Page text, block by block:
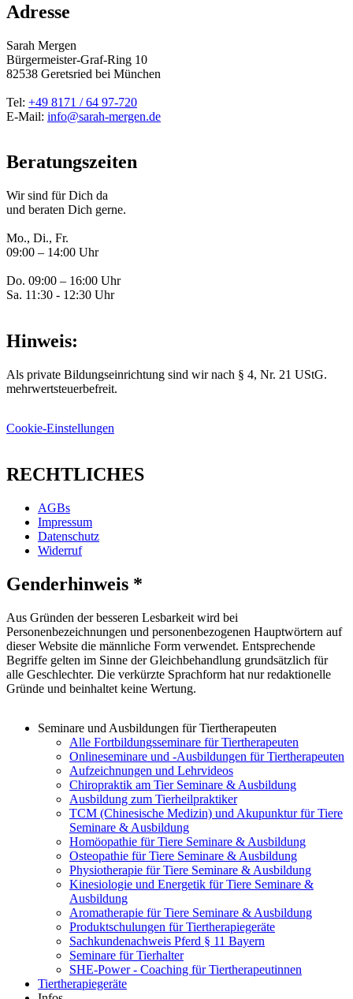
Adresse
Sarah Mergen
Bürgermeister-Graf-Ring 10
82538 Geretsried bei München
Tel: +49 8171 / 64 97-720
E-Mail: info@sarah-mergen.de
Beratungszeiten
Wir sind für Dich da
und beraten Dich gerne.
Mo., Di., Fr.
09:00 – 14:00 Uhr
Do. 09:00 – 16:00 Uhr
Sa. 11:30 - 12:30 Uhr
Hinweis:
Als private Bildungseinrichtung sind wir nach § 4, Nr. 21 UStG.
mehrwertsteuerbefreit.
Cookie-Einstellungen
RECHTLICHES
AGBs
Impressum
Datenschutz
Widerruf
Genderhinweis *
Aus Gründen der besseren Lesbarkeit wird bei
Personenbezeichnungen und personenbezogenen Hauptwörtern auf
dieser Website die männliche Form verwendet. Entsprechende
Begriffe gelten im Sinne der Gleichbehandlung grundsätzlich für
alle Geschlechter. Die verkürzte Sprachform hat nur redaktionelle
Gründe und beinhaltet keine Wertung.
Seminare und Ausbildungen für Tiertherapeuten
Alle Fortbildungsseminare für Tiertherapeuten
Onlineseminare und -Ausbildungen für Tiertherapeuten
Aufzeichnungen und Lehrvideos
Chiropraktik am Tier Seminare & Ausbildung
Ausbildung zum Tierheilpraktiker
TCM (Chinesische Medizin) und Akupunktur für Tiere
Seminare & Ausbildung
Homöopathie für Tiere Seminare & Ausbildung
Osteopathie für Tiere Seminare & Ausbildung
Physiotherapie für Tiere Seminare & Ausbildung
Kinesiologie und Energetik für Tiere Seminare &
Ausbildung
Aromatherapie für Tiere Seminare & Ausbildung
Produktschulungen für Tiertherapiegeräte
Sachkundenachweis Pferd § 11 Bayern
Seminare für Tierhalter
SHE-Power - Coaching für Tiertherapeutinnen
Tiertherapiegeräte